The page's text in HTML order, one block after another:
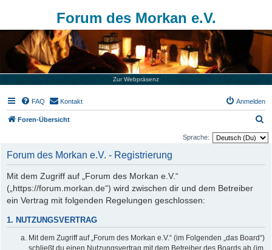
Forum des Morkan e.V.
Zur Webpräsenz
FAQ Kontakt Anmelden
Foren-Übersicht
u
Sprache:
Forum des Morkan e.V. - Registrierung
Mit dem Zugriff auf „Forum des Morkan e.V.“
(„https://forum.morkan.de“) wird zwischen dir und dem Betreiber
ein Vertrag mit folgenden Regelungen geschlossen:
1. NUTZUNGSVERTRAG
Mit dem Zugriff auf „Forum des Morkan e.V.“ (im Folgenden „das Board“)